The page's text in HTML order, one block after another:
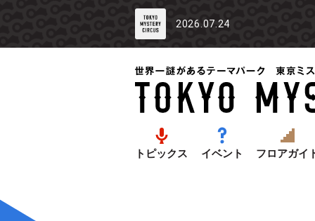
2026.07.24
トピックス イベント フロアガイ